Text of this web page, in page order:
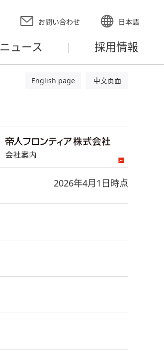
お問い合わせ 日本語
ニュース 採用情報
English page 中文页面
2026年4月1日時点